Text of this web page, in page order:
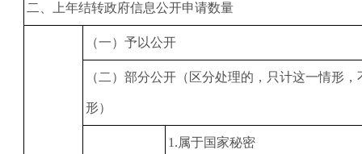
二、上年结转政府信息公开申请数量
（一）予以公开
（二）部分公开（区分处理的，只计这一情形
形）
1 .属于国家秘密